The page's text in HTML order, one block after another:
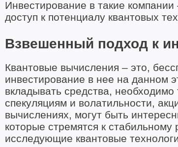
Инвестирование в такие
доступ к потенциалу квантовых
Взвешенный подход к
Квантовые вычисления – это,
инвестирование в нее на данном
вкладывать средства,
спекуляциям и волатильности,
вычислениях, могут быть
которые стремятся к
исследующие квантовые